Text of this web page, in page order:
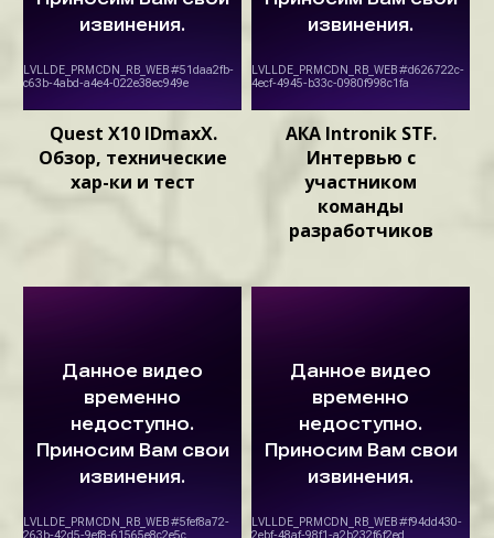
Quest X10 IDmaxX.
Обзор, технические
хар-ки и тест
АКА Intronik STF.
Интервью с
участником
команды
разработчиков